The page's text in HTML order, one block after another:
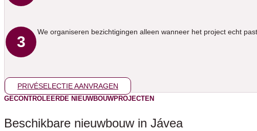
3
We organiseren bezichtigingen alleen wanneer het project echt
PRIVÉSELECTIE AANVRAGEN
GECONTROLEERDE NIEUWBOUWPROJECTEN
Beschikbare nieuwbouw in Jávea